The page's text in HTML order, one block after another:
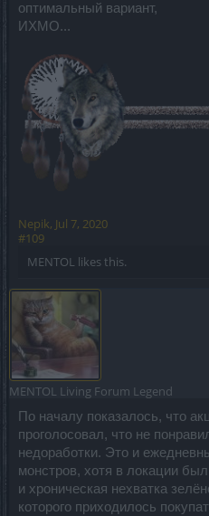
оптимальный вариант,
ИХМО...
Nepik, Jul 7, 2020
#109
MENTOL likes this.
MENTOL Living Forum Legend
По началу показалось, что
проголосовал, что не
недоработки. Это и
монстров, хотя в локации
и хроническая нехватка
которого приходилось